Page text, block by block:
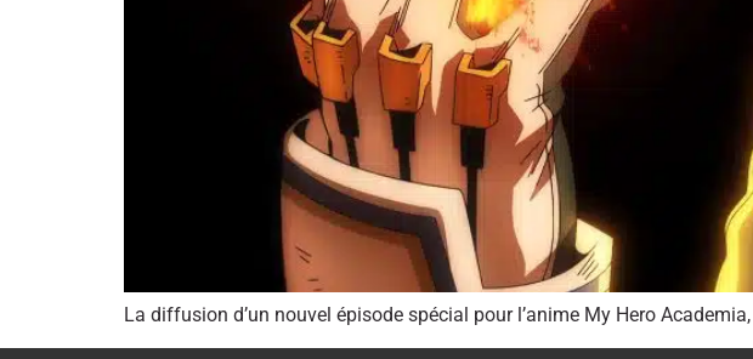
La diffusion d’un nouvel épisode spécial pour l’anime My Hero